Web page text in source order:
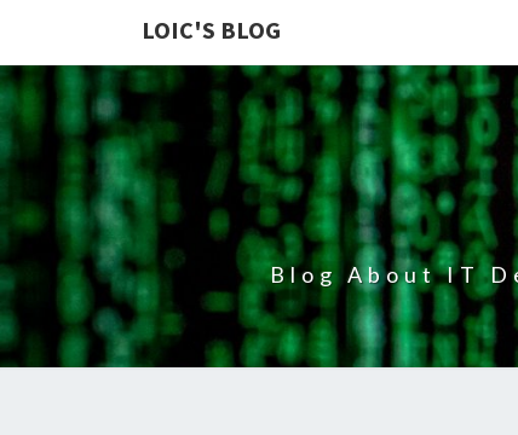
LOIC'S BLOG
Blog About IT